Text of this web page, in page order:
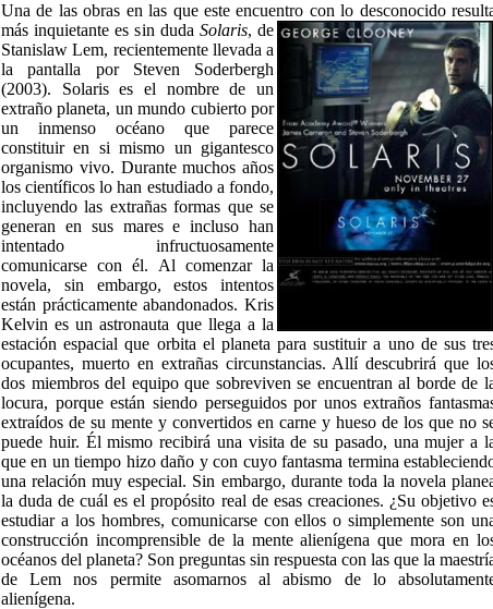
Una de las obras en las que este encuentro con lo desconocido
más inquietante es sin duda Solaris, de
Stanislaw Lem, recientemente llevada a
la pantalla por Steven Soderbergh
(2003). Solaris es el nombre de un
extraño planeta, un mundo cubierto por
un inmenso océano que parece
constituir en si mismo un gigantesco
organismo vivo. Durante muchos años
los científicos lo han estudiado a fondo,
incluyendo las extrañas formas que se
generan en sus mares e incluso han
intentado infructuosamente
comunicarse con él. Al comenzar la
novela, sin embargo, estos intentos
están prácticamente abandonados. Kris
Kelvin es un astronauta que llega a la
estación espacial que orbita el planeta para sustituir a uno de sus
ocupantes, muerto en extrañas circunstancias. Allí descubrirá que
dos miembros del equipo que sobreviven se encuentran al borde de
locura, porque están siendo perseguidos por unos extraños
extraídos de su mente y convertidos en carne y hueso de los que no
puede huir. Él mismo recibirá una visita de su pasado, una mujer a
que en un tiempo hizo daño y con cuyo fantasma termina
una relación muy especial. Sin embargo, durante toda la novela
la duda de cuál es el propósito real de esas creaciones. ¿Su objetivo
estudiar a los hombres, comunicarse con ellos o simplemente son
construcción incomprensible de la mente alienígena que mora en
océanos del planeta? Son preguntas sin respuesta con las que la
de Lem nos permite asomarnos al abismo de lo
alienígena.